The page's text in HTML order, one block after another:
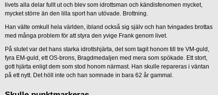
livets alla delar fullt ut och blev som idrottsman och kändisfenomen mycket,
mycket större än den lilla sport han utövade. Brottning.
Han välte omkull hela världen, ibland också sig själv och han tvingades brottas
med många problem för att styra den yvige Frank genom livet.
På slutet var det hans starka idrottshjärta, det som tagit honom till tre VM-guld,
fyra EM-guld, ett OS-brons, Bragdmedaljen med mera som spökade. Ett stort,
gott hjärta enligt dem som stod honom närmast. Han skulle repareras i väntan
på ett nytt. Det höll inte och han somnade in bara 62 år gammal.